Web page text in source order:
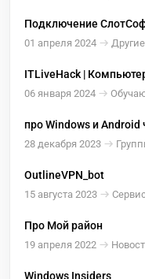
Подключение
01 апреля 2024 Другие
ITLiveHack |
06 января 2024
про Windows и Android
28 декабря 2023
OutlineVPN_bot
15 августа 2023
Про Мой район
19 апреля 2022
Windows Insiders